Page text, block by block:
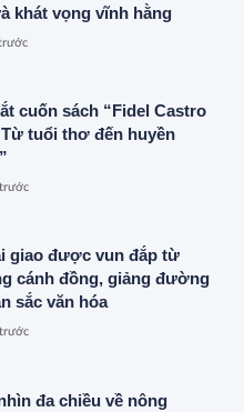
khát vọng vĩnh hằng
cuốn sách “Fidel Castro
tuổi thơ đến huyền
giao được vun đắp từ
cánh đồng, giảng đường
sắc văn hóa
đa chiều về nông